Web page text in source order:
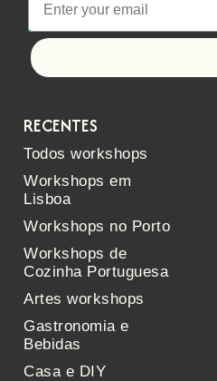
RECENTES
Todos workshops
Workshops em
Lisboa
Workshops no Porto
Workshops de
Cozinha Portuguesa
Artes workshops
Gastronomia e
Bebidas
Casa e DIY